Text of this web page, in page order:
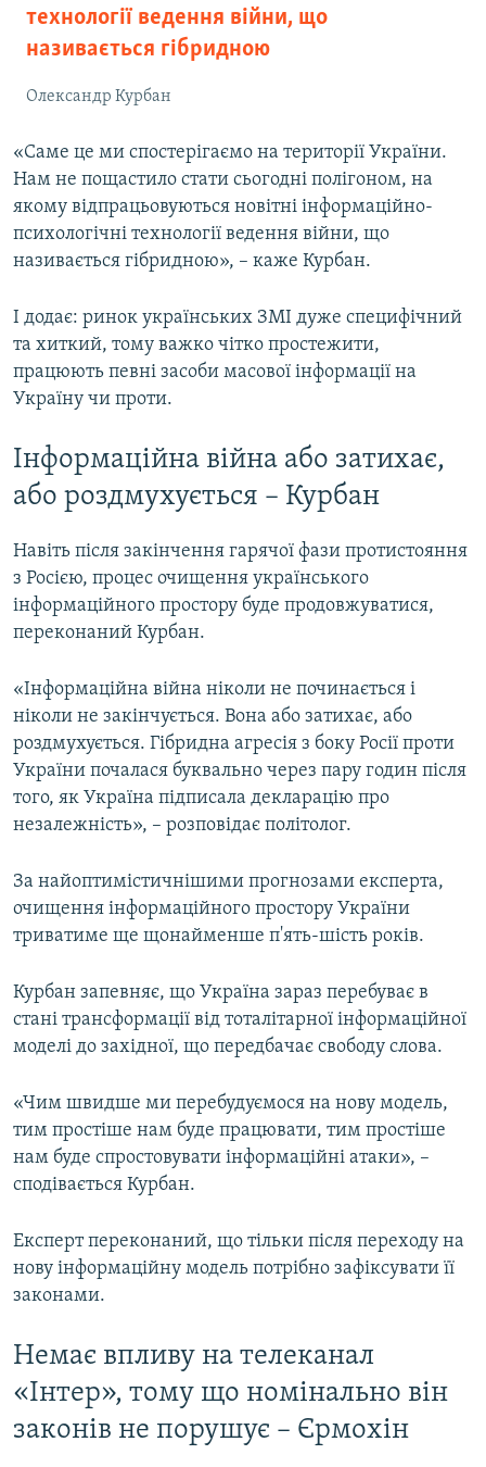
технології ведення війни, що
називається гібридною
Олександр Курбан
«Саме це ми спостерігаємо на території України.
Нам не пощастило стати сьогодні полігоном, на
якому відпрацьовуються новітні інформаційно-
психологічні технології ведення війни, що
називається гібридною», – каже Курбан.
І додає: ринок українських ЗМІ дуже специфічний
та хиткий, тому важко чітко простежити,
працюють певні засоби масової інформації на
Україну чи проти.
Інформаційна війна або затихає,
або роздмухується​ – Курбан
Навіть після закінчення гарячої фази протистояння
з Росією, процес очищення українського
інформаційного простору буде продовжуватися,
переконаний Курбан.
«Інформаційна війна ніколи не починається і
ніколи не закінчується. Вона або затихає, або
роздмухується. Гібридна агресія з боку Росії проти
України почалася буквально через пару годин після
того, як Україна підписала декларацію про
незалежність», – розповідає політолог.
За найоптимістичнішими прогнозами експерта,
очищення інформаційного простору України
триватиме ще щонайменше п'ять-шість років.
Курбан запевняє, що Україна зараз перебуває в
стані трансформації від тоталітарної інформаційної
моделі до західної, що передбачає свободу слова.
«Чим швидше ми перебудуємося на нову модель,
тим простіше нам буде працювати, тим простіше
нам буде спростовувати інформаційні атаки», –
сподівається Курбан.
Експерт переконаний, що тільки після переходу на
нову інформаційну модель потрібно зафіксувати її
законами.
Немає впливу на телеканал
«Інтер», тому що номінально він
законів не порушує – Єрмохін